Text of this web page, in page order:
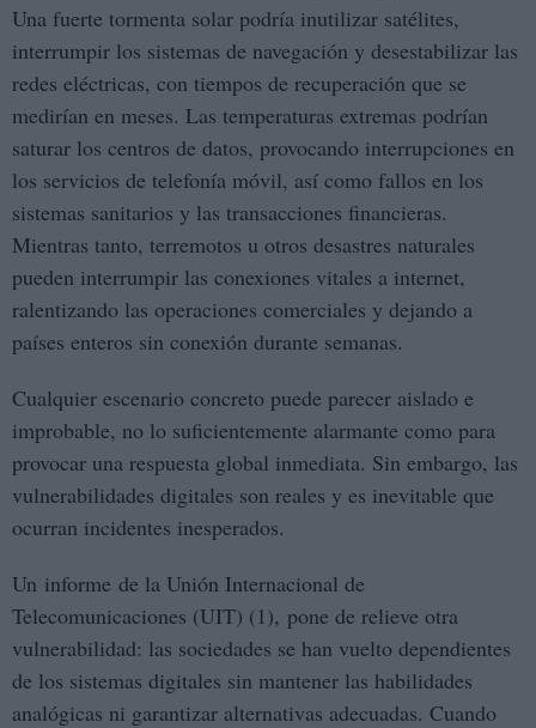
Una fuerte tormenta solar podría inutilizar satélites,
interrumpir los sistemas de navegación y desestabilizar las
redes eléctricas, con tiempos de recuperación que se
medirían en meses. Las temperaturas extremas podrían
saturar los centros de datos, provocando interrupciones en
los servicios de telefonía móvil, así como fallos en los
sistemas sanitarios y las transacciones financieras.
Mientras tanto, terremotos u otros desastres naturales
pueden interrumpir las conexiones vitales a internet,
ralentizando las operaciones comerciales y dejando a
países enteros sin conexión durante semanas.
Cualquier escenario concreto puede parecer aislado e
improbable, no lo suficientemente alarmante como para
provocar una respuesta global inmediata. Sin embargo, las
vulnerabilidades digitales son reales y es inevitable que
ocurran incidentes inesperados.
Un informe de la Unión Internacional de
Telecomunicaciones (UIT) (1), pone de relieve otra
vulnerabilidad: las sociedades se han vuelto dependientes
de los sistemas digitales sin mantener las habilidades
analógicas ni garantizar alternativas adecuadas. Cuando